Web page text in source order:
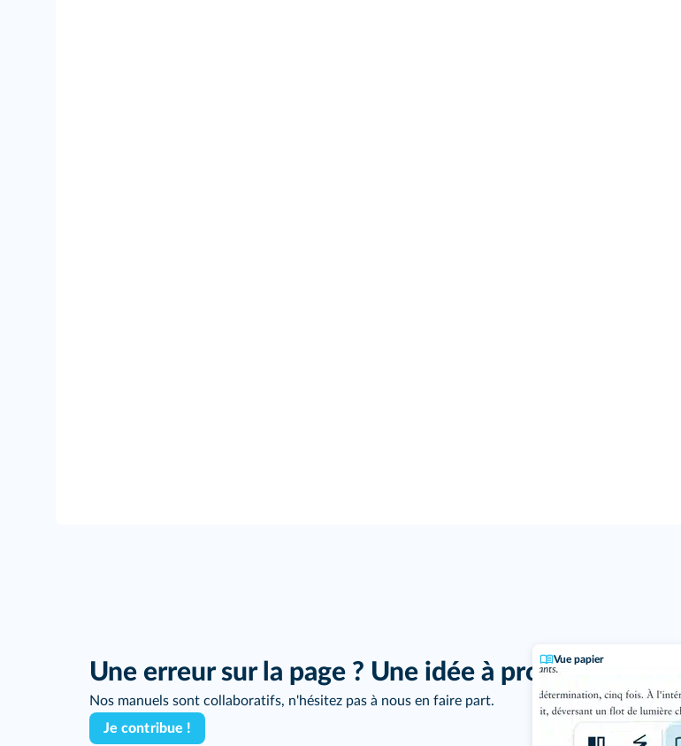
Vue papier
Une erreur sur la page ? Une idée à proposer ?
Nos manuels sont collaboratifs, n'hésitez pas à nous en faire part.
Je contribue !